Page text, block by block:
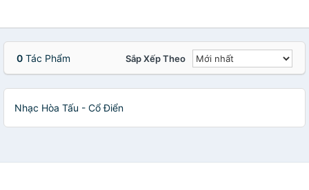
0 Tác Phẩm Sắp Xếp Theo
Nhạc Hòa Tấu - Cổ Điển